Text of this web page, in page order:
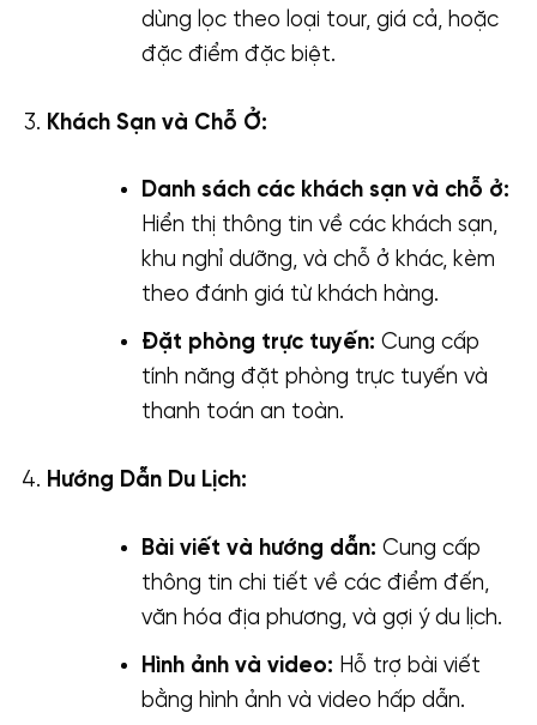
dùng lọc theo loại tour, giá cả, hoặc
đặc điểm đặc biệt.
Khách Sạn và Chỗ Ở:
Danh sách các khách sạn và chỗ ở:
Hiển thị thông tin về các khách sạn,
khu nghỉ dưỡng, và chỗ ở khác, kèm
theo đánh giá từ khách hàng.
Đặt phòng trực tuyến: Cung cấp
tính năng đặt phòng trực tuyến và
thanh toán an toàn.
Hướng Dẫn Du Lịch:
Bài viết và hướng dẫn: Cung cấp
thông tin chi tiết về các điểm đến,
văn hóa địa phương, và gợi ý du lịch.
Hình ảnh và video: Hỗ trợ bài viết
bằng hình ảnh và video hấp dẫn.